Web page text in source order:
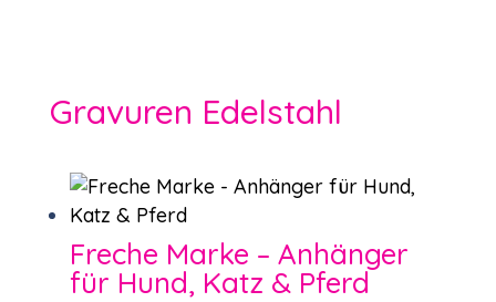
Gravuren Edelstahl
Freche Marke – Anhänger
für Hund, Katz & Pferd